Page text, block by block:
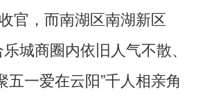
官，而南湖区南湖新区
城商圈内依旧人气不散、
五一爱在云阳”千人相亲角